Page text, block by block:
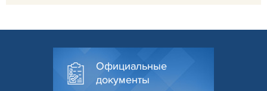
Официальные
документы